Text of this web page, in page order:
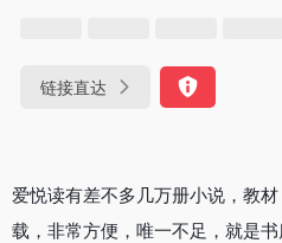
链接直达
爱悦读有差不多几万册小说，教
载，非常方便，唯一不足，就是